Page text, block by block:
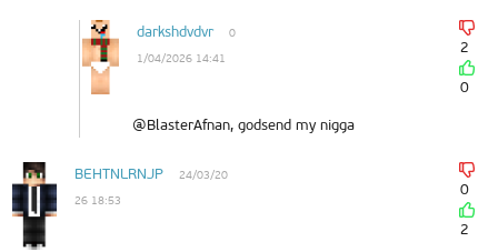
darkshdvdvr
0
1/04/2026 14:41
2
0
@BlasterAfnan, godsend my nigga
BEHTNLRNJP
24/03/20
26 18:53
0
2